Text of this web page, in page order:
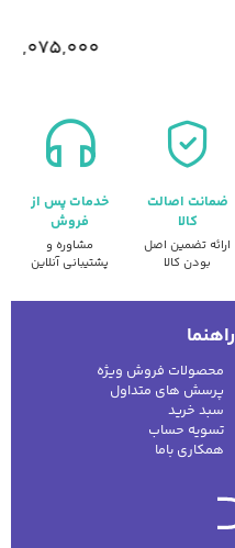
9,075,000
ضمانت اصالت
کالا
ارائه تضمین اصل
بودن کالا
خدمات پس از
فروش
مشاوره و
پشتیبانی آنلاین
راهنما
محصولات فروش ویژه
پرسش های متداول
سبد خرید
تسویه حساب
همکاری باما